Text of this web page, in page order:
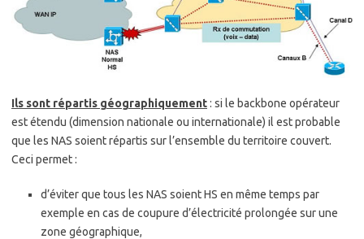
Ils sont répartis géographiquement: si le backbone opérateur
est étendu (dimension nationale ou internationale) il est probable
que les NAS soient répartis sur l’ensemble du territoire couvert.
Ceci permet :
d’éviter que tous les NAS soient HS en même temps par
exemple en cas de coupure d’électricité prolongée sur une
zone géographique,